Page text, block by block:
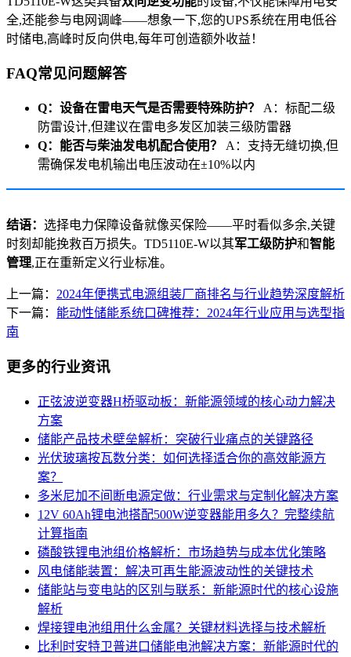
全,还能参与电网调峰——想象一下,您的UPS系统在用电低谷
时储电,高峰时反向供电,每年可创造额外收益！
FAQ常见问题解答
Q：设备在雷电天气是否需要特殊防护？
A：标配二级
防雷设计,但建议在雷电多发区加装三级防雷器
Q：能否与柴油发电机配合使用？
A：支持无缝切换,但
需确保发电机输出电压波动在±10%以内
结语： 选择电力保障设备就像买保险——平时看似多余,关键
时刻却能挽救百万损失。TD5110E-W以其军工级防护和智能
管理,正在重新定义行业标准。
上一篇： 2024年便携式电源组装厂商排名与行业趋势深度解析
下一篇： 能动性储能系统口碑推荐：2024年行业应用与选型指
南
更多的行业资讯
正弦波逆变器H桥驱动板：新能源领域的核心动力解决
方案
储能产品技术壁垒解析：突破行业痛点的关键路径
光伏玻璃按瓦数分类：如何选择适合你的高效能源方
案？
多米尼加不间断电源定做：行业需求与定制化解决方案
12V 60Ah锂电池搭配500W逆变器能用多久？完整续航
计算指南
磷酸铁锂电池组价格解析：市场趋势与成本优化策略
风电储能装置：解决可再生能源波动性的关键技术
储能站与变电站的区别与联系：新能源时代的核心设施
解析
焊接锂电池组用什么金属？关键材料选择与技术解析
比利时安特卫普进口储能电池解决方案：新能源时代的